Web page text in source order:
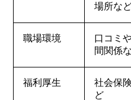
場所な
職場環境
口コミ
間関係
福利厚生
社会保
ど